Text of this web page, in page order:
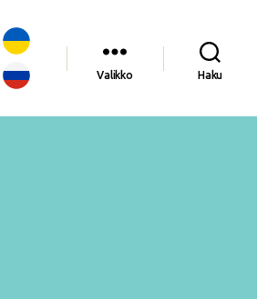
Valikko Haku